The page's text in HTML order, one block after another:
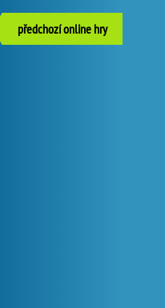
předchozí online hry